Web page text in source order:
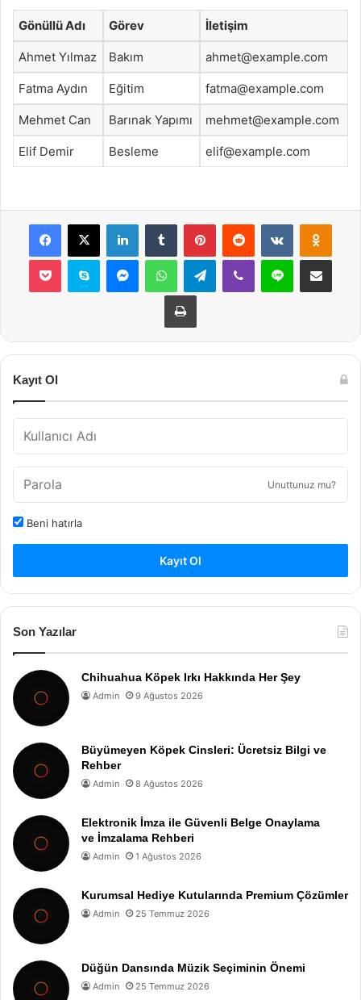
Gönüllü Adı Görev İletişim
Ahmet Yılmaz Bakım ahmet@example.com
Fatma Aydın Eğitim fatma@example.com
Mehmet Can Barınak Yapımı mehmet@example.com
Elif Demir Besleme elif@example.com
Facebook
X LinkedInTumblr PinterestReddit VKontakte
Pocket Skype MessengerWhatsAppTelegramViber Line E-Posta ile
Yazdır
Kayıt Ol
Unuttunuz mu?
Beni hatırla
Kayıt Ol
Son Yazılar
Chihuahua Köpek Irkı Hakkında Her Şey
Admin 9 Ağustos 2026
Büyümeyen Köpek Cinsleri: Ücretsiz Bilgi ve
Rehber
Admin 8 Ağustos 2026
Elektronik İmza ile Güvenli Belge Onaylama
ve İmzalama Rehberi
Admin 1 Ağustos 2026
Kurumsal Hediye Kutularında Premium Çözümler
Admin 25 Temmuz 2026
Düğün Dansında Müzik Seçiminin Önemi
Admin 25 Temmuz 2026